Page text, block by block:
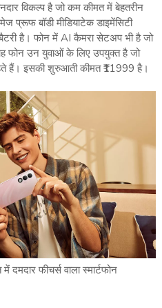
विकल्प है जो कम कीमत में बेहतरीन
प्रूफ बॉडी मीडियाटेक डाइमेंसिटी
है। फोन में AI कैमरा सेटअप भी है जो
फोन उन युवाओं के लिए उपयुक्त है जो
हैं। इसकी शुरुआती कीमत ₹11999 है।
फीचर्स वाला स्मार्टफोन